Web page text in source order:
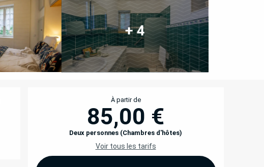
+ 4
OUVERTURE ET
À partir de
85,00 €
Deux personnes (Chambres d'hôtes)
Voir tous les tarifs